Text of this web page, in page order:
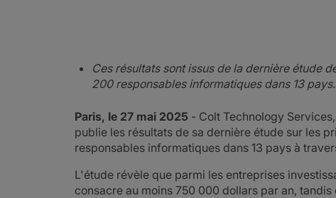
Ces résultats sont issus de la dernière étude
200 responsables informatiques dans 13 pays.
Paris, le 27 mai 2025 - Colt Technology
publie les résultats de sa dernière étude sur les
responsables informatiques dans 13 pays à
L'étude révèle que parmi les entreprises
consacre au moins 750 000 dollars par an,